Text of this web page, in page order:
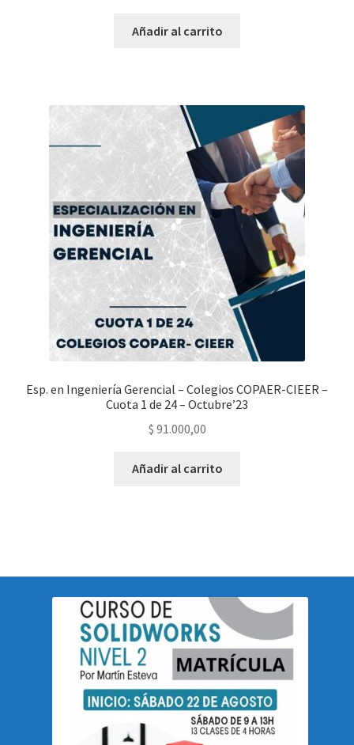
Añadir al carrito
Esp. en Ingeniería Gerencial – Colegios COPAER-CIEER –
Cuota 1 de 24 – Octubre’23
$ 91.000,00
Añadir al carrito